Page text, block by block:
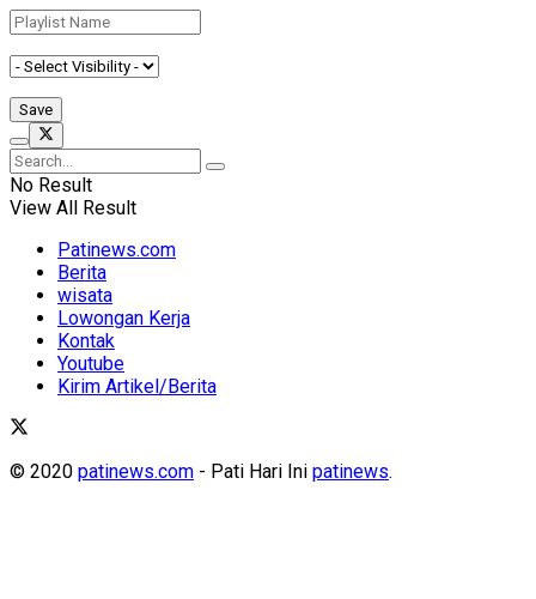
No Result
View All Result
Patinews.com
Berita
wisata
Lowongan Kerja
Kontak
Youtube
Kirim Artikel/Berita
© 2020 patinews.com - Pati Hari Ini patinews.